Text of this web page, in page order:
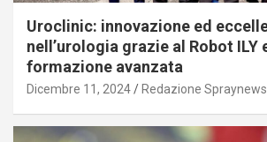
Uroclinic: innovazione ed
nell’urologia grazie al Robot ILY
formazione avanzata
Dicembre 11, 2024 Redazione Spraynews